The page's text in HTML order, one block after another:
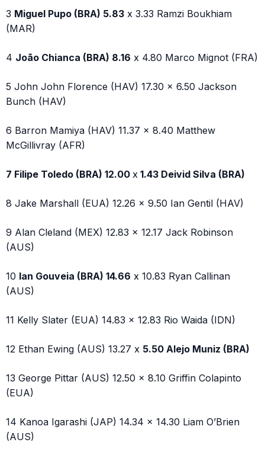
3 Miguel Pupo (BRA) 5.83 x 3.33 Ramzi Boukhiam
(MAR)
4 João Chianca (BRA) 8.16 x 4.80 Marco Mignot (FRA)
5 John John Florence (HAV) 17.30 x 6.50 Jackson
Bunch (HAV)
6 Barron Mamiya (HAV) 11.37 x 8.40 Matthew
McGillivray (AFR)
7 Filipe Toledo (BRA) 12.00 x 1.43 Deivid Silva (BRA)
8 Jake Marshall (EUA) 12.26 x 9.50 Ian Gentil (HAV)
9 Alan Cleland (MEX) 12.83 x 12.17 Jack Robinson
(AUS)
10 Ian Gouveia (BRA) 14.66 x 10.83 Ryan Callinan
(AUS)
11 Kelly Slater (EUA) 14.83 x 12.83 Rio Waida (IDN)
12 Ethan Ewing (AUS) 13.27 x 5.50 Alejo Muniz (BRA)
13 George Pittar (AUS) 12.50 x 8.10 Griffin Colapinto
(EUA)
14 Kanoa Igarashi (JAP) 14.34 x 14.30 Liam O’Brien
(AUS)